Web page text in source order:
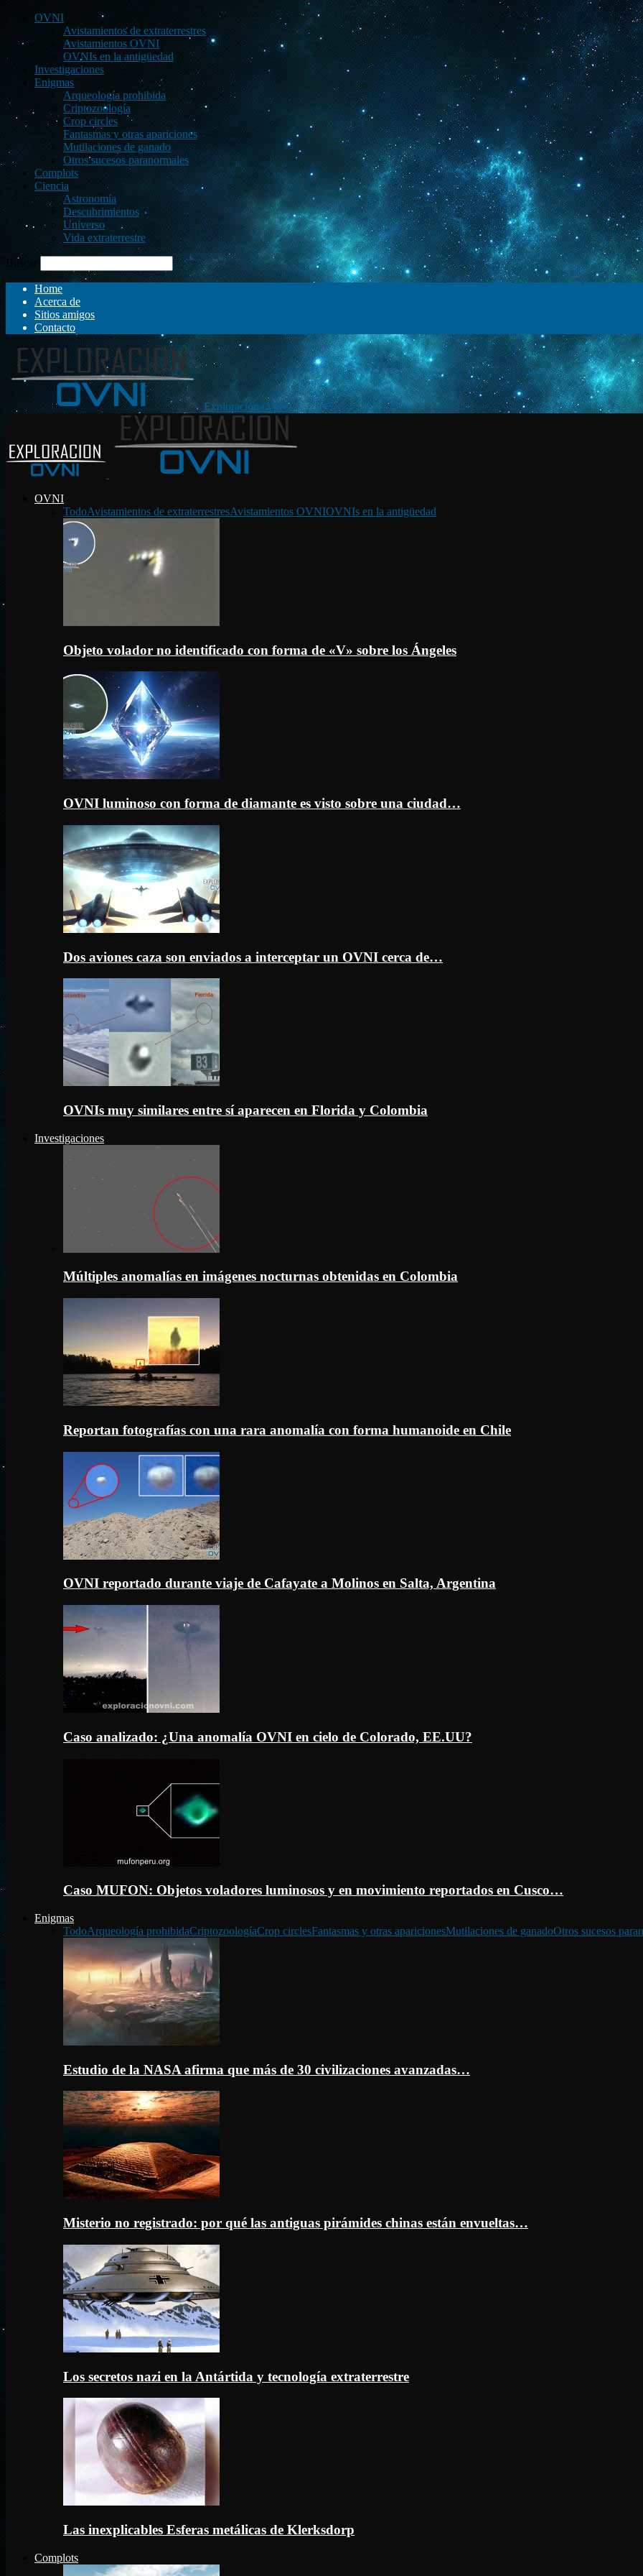
OVNI
Avistamientos de extraterrestres
Avistamientos OVNI
OVNIs en la antigüedad
Investigaciones
Enigmas
Arqueología prohibida
Criptozoología
Crop circles
Fantasmas y otras apariciones
Mutilaciones de ganado
Otros sucesos paranormales
Complots
Ciencia
Astronomía
Descubrimientos
Universo
Vida extraterrestre
Buscar
Home
Acerca de
Sitios amigos
Contacto
Exploración OVNI
OVNI
TodoAvistamientos de extraterrestresAvistamientos OVNIOVNIs en la antigüedad
Objeto volador no identificado con forma de «V» sobre los Ángeles
OVNI luminoso con forma de diamante es visto sobre una ciudad…
Dos aviones caza son enviados a interceptar un OVNI cerca de…
OVNIs muy similares entre sí aparecen en Florida y Colombia
Investigaciones
Múltiples anomalías en imágenes nocturnas obtenidas en Colombia
Reportan fotografías con una rara anomalía con forma humanoide en Chile
OVNI reportado durante viaje de Cafayate a Molinos en Salta, Argentina
Caso analizado: ¿Una anomalía OVNI en cielo de Colorado, EE.UU?
Caso MUFON: Objetos voladores luminosos y en movimiento reportados en Cusco…
Enigmas
TodoArqueología prohibidaCriptozoologíaCrop circlesFantasmas y otras aparicionesMutilaciones de ganadoOtros sucesos
Estudio de la NASA afirma que más de 30 civilizaciones avanzadas…
Misterio no registrado: por qué las antiguas pirámides chinas están envueltas…
Los secretos nazi en la Antártida y tecnología extraterrestre
Las inexplicables Esferas metálicas de Klerksdorp
Complots